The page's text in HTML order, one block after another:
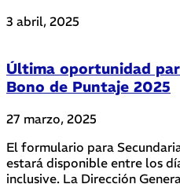
3 abril, 2025
Última oportunidad
Bono de Puntaje 2025
27 marzo, 2025
El formulario para
estará disponible entre los
inclusive. La Dirección